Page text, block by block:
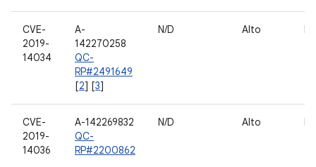
CVE-
2019-
14034
A-
142270258
QC-
RP#2491649
[2] [3]
N/D Alto
CVE-
2019-
14036
A-142269832
QC-
RP#2200862
N/D Alto